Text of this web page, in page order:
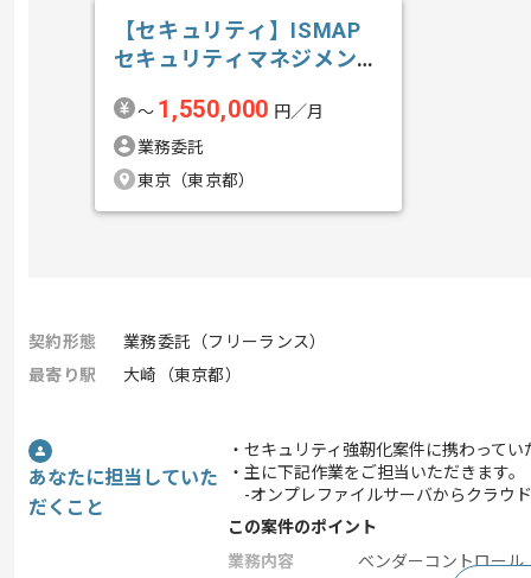
【セキュリティ】ISMAP
セキュリティマネジメント
〜 1,550,000 円／月
業務委託
東京（東京都）
契約形態
業務委託（フリーランス）
最寄り駅
大崎（東京都）
あなたに担当していた
だくこと
・セキュリティ強靭化案件に携わってい
・主に下記作業をご担当いただきます。
-オンプレファイルサーバからクラウ
この案件のポイント
業務内容
ベンダーコントロール